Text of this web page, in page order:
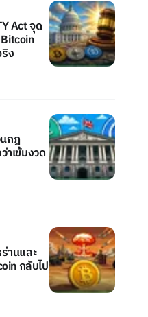
Act จุด
ง
กฎ
เข้มงวด
านและ
กลับไป